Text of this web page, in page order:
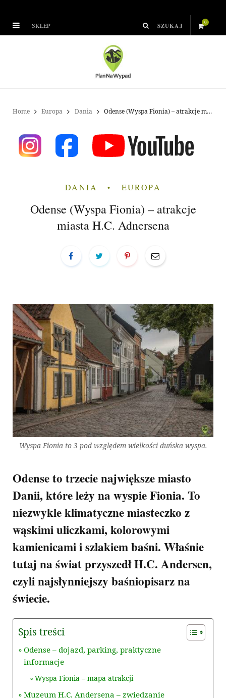
SKLEP 0
Home Europa Dania Odense (Wyspa Fionia) – atrakcje miasta H.C. Adnersena
DANIA EUROPA
Odense (Wyspa Fionia) – atrakcje
miasta H.C. Adnersena
Wyspa Fionia to 3 pod względem wielkości duńska wyspa.
Odense to trzecie największe miasto
Danii, które leży na wyspie Fionia. To
niezwykle klimatyczne miasteczko z
wąskimi uliczkami, kolorowymi
kamienicami i szlakiem baśni. Właśnie
tutaj na świat przyszedł H.C. Andersen,
czyli najsłynniejszy baśniopisarz na
świecie.
Spis treści
Odense – dojazd, parking, praktyczne
informacje
Wyspa Fionia – mapa atrakcji
Muzeum H.C. Andersena – zwiedzanie